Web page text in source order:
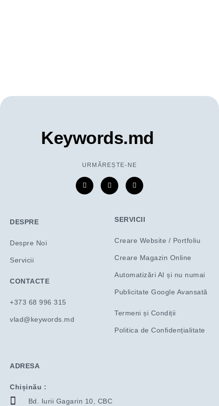
Keywords.md
URMĂREȘTE-NE
a
c
e
n
s
t
i
n
k
i
n
n
DESPRE
Despre Noi
Servicii
CONTACTE
+373 68 996 315
vlad@keywords.md
SERVICII
Creare Website / Portfoliu
Creare Magazin Online
Automatizări AI și nu numai
Publicitate Google Avansată
Termeni și Condiții
Politica de Confidențialitate
ADRESA
Chișinău :
Bd. Iurii Gagarin 10, CBC